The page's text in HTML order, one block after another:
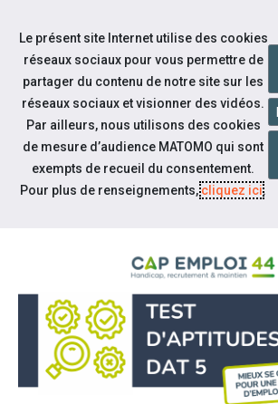
Aller au contenu
Espace candidat
TEST D'APTITUDES DAT
Le présent site Internet utilise des cookies
réseaux sociaux pour vous permettre de
partager du contenu de notre site sur les
réseaux sociaux et visionner des vidéos.
Par ailleurs, nous utilisons des cookies
de mesure d’audience MATOMO qui sont
exempts de recueil du consentement.
Pour plus de renseignements,cliquez ici.